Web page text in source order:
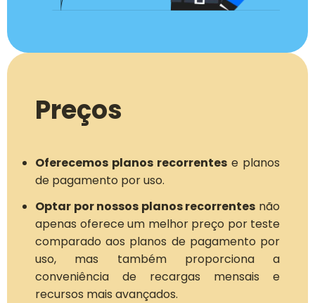
Preços
Oferecemos planos recorrentes e planos
de pagamento por uso.
Optar por nossos planos recorrentes não
apenas oferece um melhor preço por teste
comparado aos planos de pagamento por
uso, mas também proporciona a
conveniência de recargas mensais e
recursos mais avançados.